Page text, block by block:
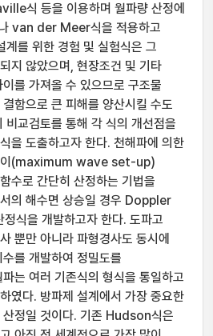
식 등을 이용하며 월파량 산정에
van der Meer식을 적용하고
계를 위한 경험 및 실험식은 그
지 않았으며, 현장조건 및 기타
를 가져올 수 있으므로 구조물
함으로 큰 피해를 양산시킬 수도
비교검토를 통해 각 식의 개선점을
을 도출하고자 한다. 천해파에 의한
이(maximum wave set-up)
수로 간단히 산정하는 기법을
의 해수면 상승일 경우 Doppler
식을 개발하고자 한다. 도파고
뿐만 아니라 파형경사도 동시에
를 개발하여 정밀도를
는 여러 기존식의 형식을 통일하고
였다. 방파제 설계에서 가장 중요한
산정일 것이다. 기존 Hudson식은